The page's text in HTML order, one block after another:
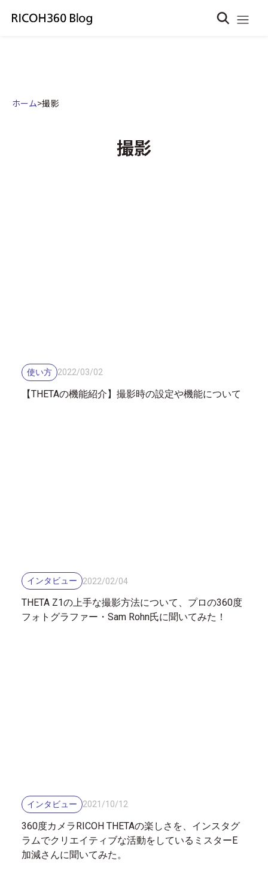
ホーム>撮影
撮影
使い方 2022/03/02
【THETAの機能紹介】撮影時の設定や機能について
インタビュー 2022/02/04
THETA Z1の上手な撮影方法について、プロの360度
フォトグラファー・Sam Rohn氏に聞いてみた！
インタビュー 2021 /10/12
360度カメラRICOH THETAの楽しさを、インスタグ
ラムでクリエイティブな活動をしているミスターE
加減さんに聞いてみた。